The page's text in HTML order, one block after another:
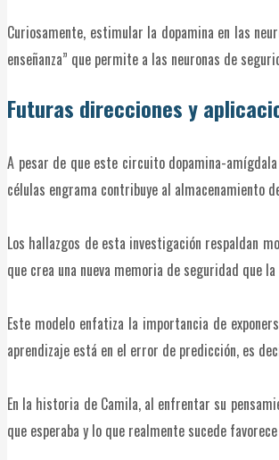
Curiosamente, estimular la dopamina en las
enseñanza” que permite a las neuronas de
Futuras direcciones y
A pesar de que este circuito dopamina-
células engrama contribuye al almacenamiento
Los hallazgos de esta investigación respaldan
que crea una nueva memoria de seguridad que
Este modelo enfatiza la importancia de
aprendizaje está en el error de predicción, es
En la historia de Camila, al enfrentar su
que esperaba y lo que realmente sucede